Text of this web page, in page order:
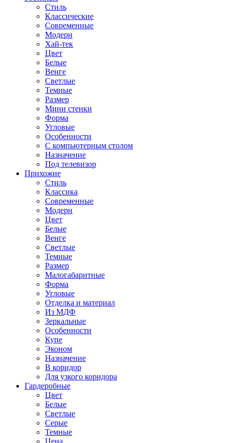
Стиль
Классические
Современные
Модерн
Хай-тек
Цвет
Белые
Венге
Светлые
Темные
Размер
Мини стенки
Форма
Угловые
Особенности
С компьютерным столом
Назначение
Под телевизор
Прихожие
Стиль
Классика
Современные
Модерн
Цвет
Белые
Венге
Светлые
Темные
Размер
Малогабаритные
Форма
Угловые
Отделка и материал
Из МДФ
Зеркальные
Особенности
Купе
Эконом
Назначение
В коридор
Для узкого коридора
Гардеробные
Цвет
Белые
Светлые
Серые
Темные
Цена